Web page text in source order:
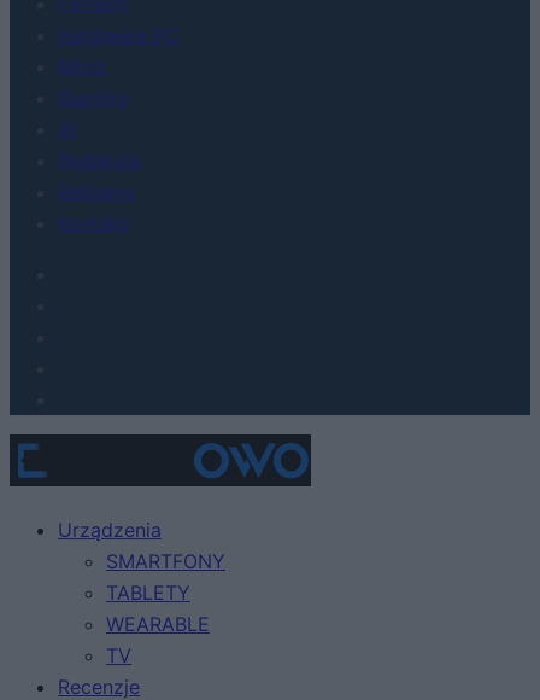
Hardware PC
Moto
Gaming
AI
Redakcja
Reklama
Kontakt
Urządzenia
SMARTFONY
TABLETY
WEARABLE
TV
Recenzje